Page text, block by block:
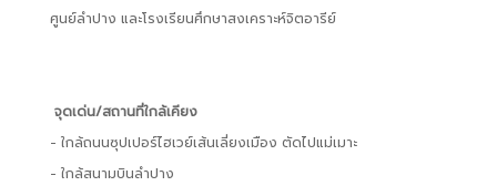
ศูนย์ลำปาง และโรงเรียนศึกษาสงเคราะห์จิตอารีย์
จุดเด่น/สถานที่ใกล้เคียง
- ใกล้ถนนซุปเปอร์ไฮเวย์เส้นเลี่ยงเมือง ตัดไปแม่เมาะ
- ใกล้สนามบินลำปาง